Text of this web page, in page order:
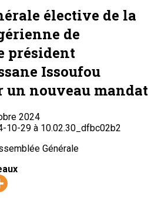
élective de la
de
président
Issoufou
un nouveau mandat
2024
Générale